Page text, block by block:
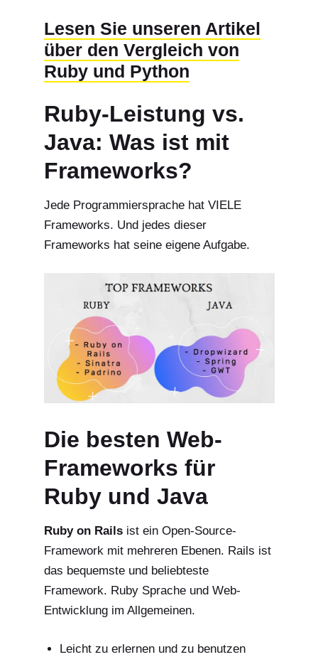
Lesen Sie unseren Artikel
über den Vergleich von
Ruby und Python
Ruby-Leistung vs.
Java: Was ist mit
Frameworks?
Jede Programmiersprache hat VIELE
Frameworks. Und jedes dieser
Frameworks hat seine eigene Aufgabe.
Die besten Web-
Frameworks für
Ruby und Java
Ruby on Railsist ein Open-Source-
Framework mit mehreren Ebenen. Rails ist
das bequemste und beliebteste
Framework. Ruby Sprache und Web-
Entwicklung im Allgemeinen.
Leicht zu erlernen und zu benutzen